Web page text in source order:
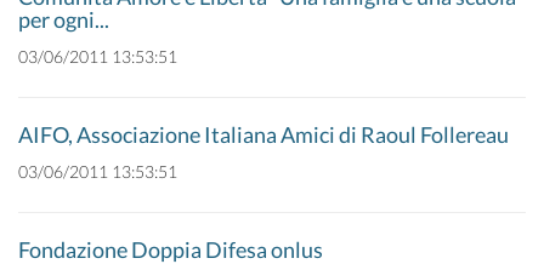
per ogni...
03/06/2011 13:53:51
AIFO, Associazione Italiana Amici di Raoul Follereau
03/06/2011 13:53:51
Fondazione Doppia Difesa onlus